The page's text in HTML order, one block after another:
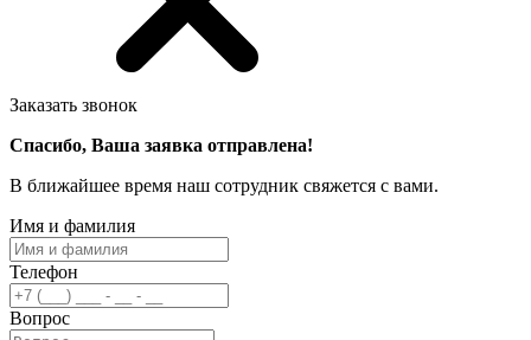
Заказать звонок
Спасибо, Ваша заявка отправлена!
В ближайшее время наш сотрудник свяжется с вами.
Имя и фамилия
Телефон
Вопрос